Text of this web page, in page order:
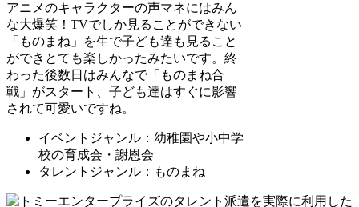
アニメのキャラクターの声マネにはみん
な大爆笑！TVでしか見ることができない
「ものまね」を生で子ども達も見ること
ができとても楽しかったみたいです。終
わった後数日はみんなで「ものまね合
戦」がスタート、子ども達はすぐに影響
されて可愛いですね。
イベントジャンル：幼稚園や小中学
校の育成会・謝恩会
タレントジャンル：ものまね